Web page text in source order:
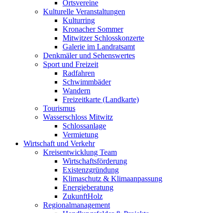
Ortsvereine
Kulturelle Veranstaltungen
Kulturring
Kronacher Sommer
Mitwitzer Schlosskonzerte
Galerie im Landratsamt
Denkmäler und Sehenswertes
Sport und Freizeit
Radfahren
Schwimmbäder
Wandern
Freizeitkarte (Landkarte)
Tourismus
Wasserschloss Mitwitz
Schlossanlage
Vermietung
Wirtschaft und Verkehr
Kreisentwicklung Team
Wirtschaftsförderung
Existenzgründung
Klimaschutz & Klimaanpassung
Energieberatung
ZukunftHolz
Regionalmanagement